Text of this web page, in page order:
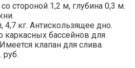
стороной 1,2 м, глубина 0,3 м.
4,7 кг. Антискользящее дно.
каркасных бассейнов для
клапан для слива.
руб.